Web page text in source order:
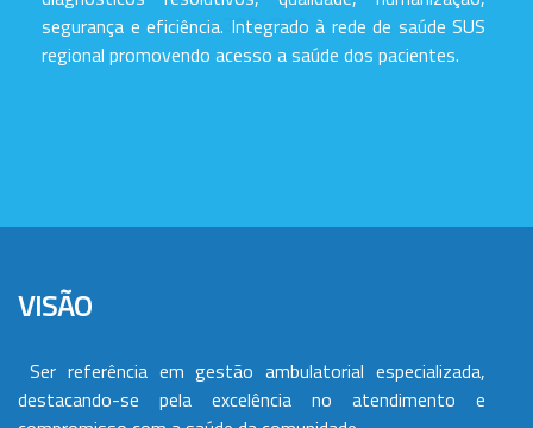
segurança e eficiência. Integrado à rede de saúde SUS
regional promovendo acesso a saúde dos pacientes.
VISÃO
Ser referência em gestão ambulatorial especializada,
destacando-se pela excelência no atendimento e